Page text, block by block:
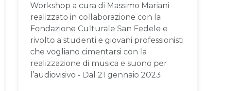
Workshop a cura di Massimo Mariani
realizzato in collaborazione con la
Fondazione Culturale San Fedele e
rivolto a studenti e giovani professionisti
che vogliano cimentarsi con la
realizzazione di musica e suono per
l’audiovisivo - Dal 21 gennaio 2023